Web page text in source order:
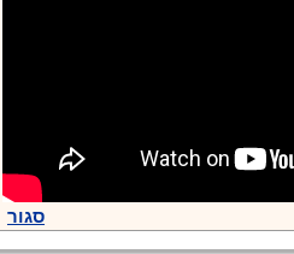
סגור